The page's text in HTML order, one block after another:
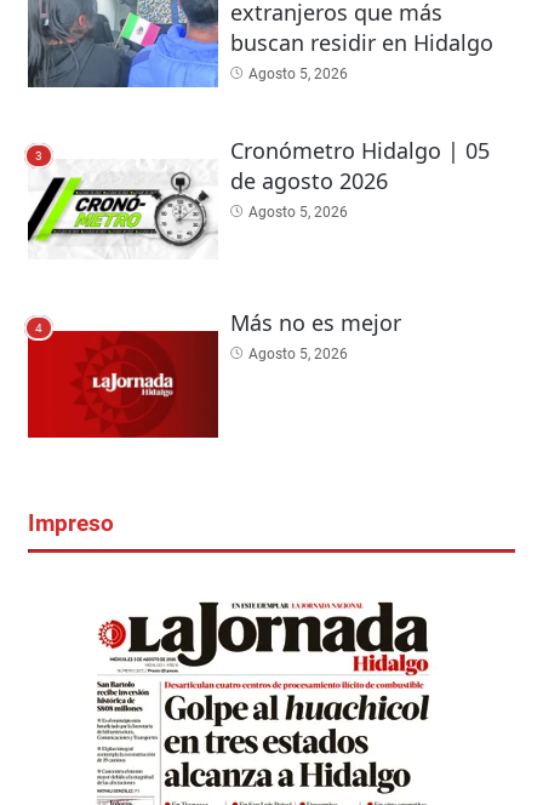
extranjeros que más
buscan residir en Hidalgo
Agosto 5, 2026
3
Cronómetro Hidalgo | 05
de agosto 2026
Agosto 5, 2026
4 Más no es mejor
Agosto 5, 2026
Impreso